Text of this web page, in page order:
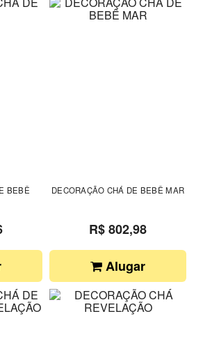
BEBÊ DECORAÇÃO CHÁ DE BEBÊ MAR
R$ 802,98
Alugar